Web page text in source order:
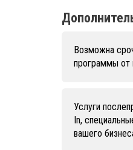
Возможна
программы от
Услуги
In,
вашего